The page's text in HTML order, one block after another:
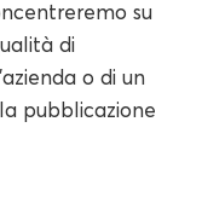
su
di
o di un
pubblicazione